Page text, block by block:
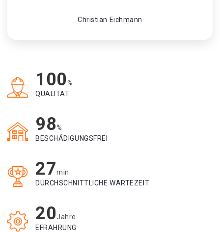
Christian Eichmann
100%
QUALITÄT
98%
BESCHÄDIGUNGSFREI
27min
DURCHSCHNITTLICHE WARTEZEIT
20Jahre
EFRAHRUNG